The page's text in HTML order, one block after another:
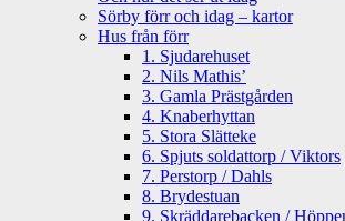
Sörby förr och idag – kartor
Hus från förr
1. Sjudarehuset
2. Nils Mathis’
3. Gamla Prästgården
4. Knaberhyttan
5. Stora Slätteke
6. Spjuts soldattorp / Viktors
7. Perstorp / Dahls
8. Brydestuan
9. Skräddarebacken /